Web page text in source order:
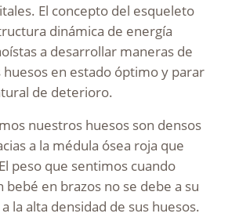
El concepto del esqueleto
dinámica de energía
a desarrollar maneras de
en estado óptimo y parar
de deterioro.
nuestros huesos son densos
a la médula ósea roja que
peso que sentimos cuando
bebé en brazos no se debe a su
la alta densidad de sus huesos.